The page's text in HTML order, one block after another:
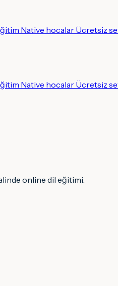
Native hocalar Ücretsiz
Native hocalar Ücretsiz
online dil eğitimi.